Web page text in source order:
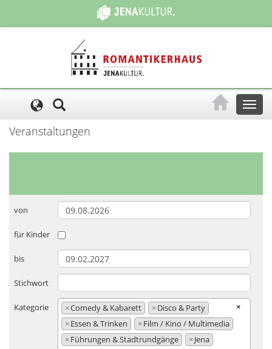
Toggle
Veranstaltungen
von
für Kinder
bis
Stichwort
Kategorie ×
×Comedy & Kabarett ×Disco & Party
×Essen & Trinken ×Film / Kino / Multimedia
×Führungen & Stadtrundgänge ×Jena